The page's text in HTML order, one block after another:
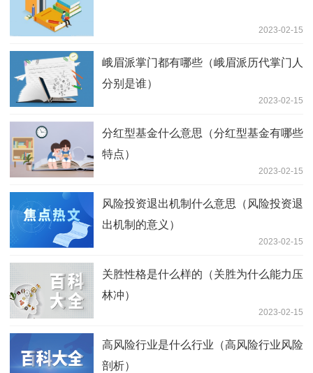
2023-02-15
峨眉派掌门都有哪些（峨眉派历代掌门人
分别是谁）
2023-02-15
分红型基金什么意思（分红型基金有哪些
特点）
2023-02-15
风险投资退出机制什么意思（风险投资退
出机制的意义）
2023-02-15
关胜性格是什么样的（关胜为什么能力压
林冲）
2023-02-15
高风险行业是什么行业（高风险行业风险
剖析）